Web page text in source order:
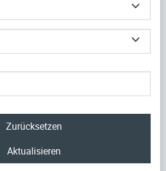
Zurücksetzen
Aktualisieren